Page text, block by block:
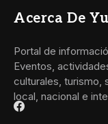
Acerca De
Portal de
Eventos,
culturales, turismo,
local, nacional e